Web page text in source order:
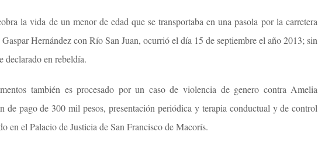
la vida de un menor de edad que se transportaba en una pasolapor la carretera
Hernández con Río San Juan, ocurrió el día 15 de septiembre el año 2013; sin
declarado en rebeldía.
también es procesado por un caso de violencia de genero contra Amelia
de pago de 300 mil pesos, presentación periódica y terapia conductual y de control
en el Palacio de Justicia de San Francisco de Macorís.